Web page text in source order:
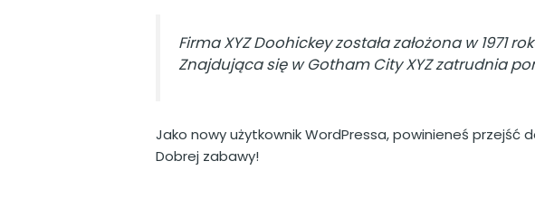
Firma XYZ Doohickey została założona w
Znajdująca się w Gotham City XYZ zatrudnia
Jako nowy użytkownik WordPressa, powinieneś przejść
Dobrej zabawy!